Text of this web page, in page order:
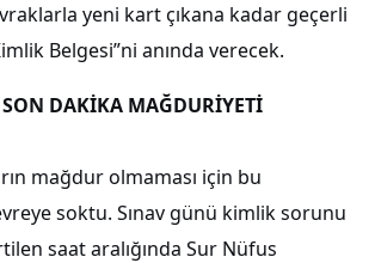
yeni kart çıkana kadar geçerli
Belgesi”ni anında verecek.
DAKİKA MAĞDURİYETİ
mağdur olmaması için bu
soktu. Sınav günü kimlik sorunu
saat aralığında Sur Nüfus